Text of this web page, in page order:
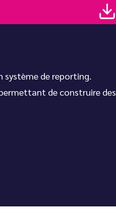
système de reporting.
de construire des